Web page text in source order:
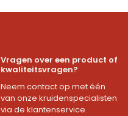
Vragen over een product of
kwaliteitsvragen?
Neem contact op met één
van onze kruidenspecialisten
via de klantenservice.